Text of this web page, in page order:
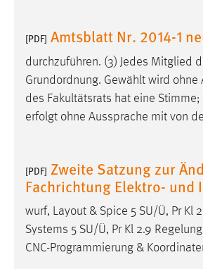
[PDF] Amtsblatt Nr. 2014-1
durchzuführen. (3) Jedes Mitglied
Grundordnung. Gewählt wird
des Fakultätsrats hat eine
erfolgt ohne Aussprache mit von
[PDF] Zweite Satzung zur
Fachrichtung Elektro-
wurf, Layout & Spice 5 SU/Ü, Pr Kl
Systems 5 SU/Ü, Pr Kl 2.9
CNC-Programmierung &
Zweck:
Das Cookie
Sprache der
Cookie Laufzeit:
mibew_locale,
5e9dbeb1811c0446
Zweck:
Wird benötigt um
nutzen zu können.
Cookie Laufzeit:
MibewSessionID,